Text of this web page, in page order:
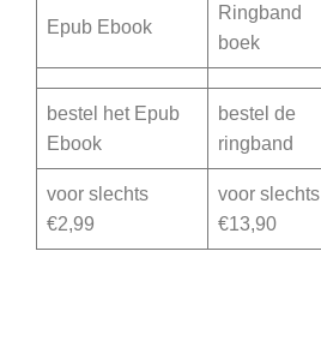
Epub Ebook
Ringband
boek
bestel het Epub
Ebook
bestel de
ringband
voor slechts
€2,99
voor slechts
€13,90